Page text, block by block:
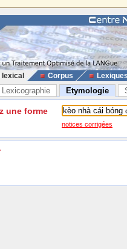
lexical Corpus
Lexicographie Etymologie
une forme
notices corrigées